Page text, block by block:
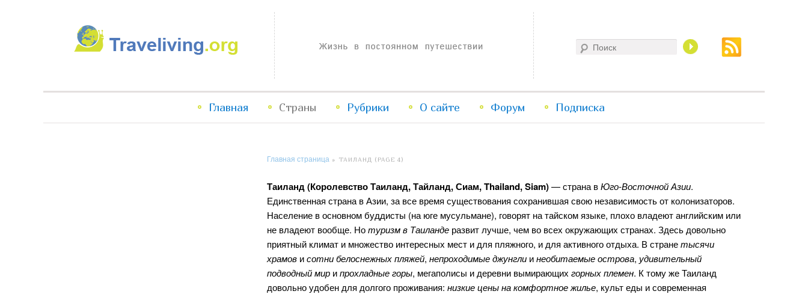
Traveliving
Жизнь в постоянном путешествии
Перейти
содержимому
Перейти
содержимому
Главная Страны Рубрики О сайте Форум Подписка
Главная страница » ТАИЛАНД (PAGE 4)
Таиланд (Королевство Таиланд, Тайланд, Сиам, Thailand, Siam)— страна вЮго-Восточной Азии.
Единственная страна в Азии, за все время существования сохранившая свою независимость от колонизаторов.
Население в основном буддисты (на юге мусульмане), говорят на тайском языке, плохо владеют английским или
не владеют вообще. Нотуризм в Таиланде развит лучше, чем во всех окружающих странах. Здесь довольно
приятный климат и множество интересных мест и для пляжного, и для активного отдыха. В странетысячи
храмов исотни белоснежных пляжей, непроходимые джунгли инеобитаемые острова, удивительный
подводный мир ипрохладные горы, мегаполисы и деревни вымирающих горных племен. К тому же Таиланд
довольно удобен для долгого проживания: низкие цены на комфортное жилье, культ еды и современная